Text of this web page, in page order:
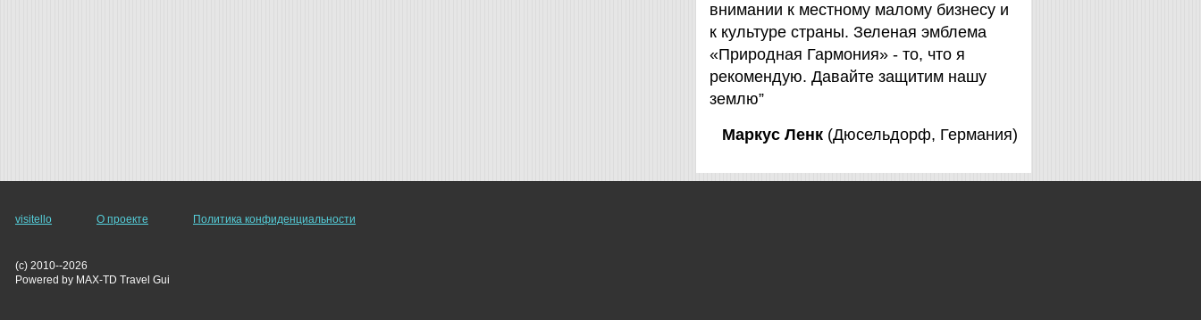
внимании к местному малому бизнесу и
к культуре страны. Зеленая эмблема
«Природная Гармония» - то, что я
рекомендую. Давайте защитим нашу
землю”
Маркус Ленк (Дюсельдорф, Германия)
visitello О проекте Политика конфиденциальности
(c) 2010--2026
Powered by MAX-TD Travel Gui